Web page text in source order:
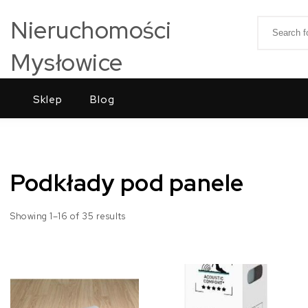
Nieruchomości
Mysłowice
Sklep Blog
Podkłady pod panele
Showing 1–16 of 35 results